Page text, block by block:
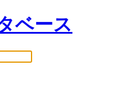
ベース